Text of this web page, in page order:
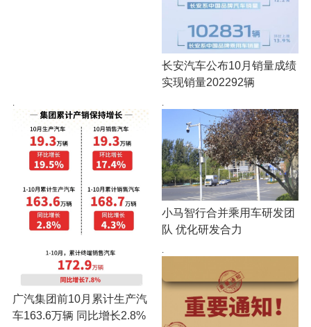
长安汽车公布10月销量成绩
实现销量202292辆
·
广汽集团前10月累计生产汽
车163.6万辆 同比增长2.8%
·
小马智行合并乘用车研发团
队 优化研发合力
·